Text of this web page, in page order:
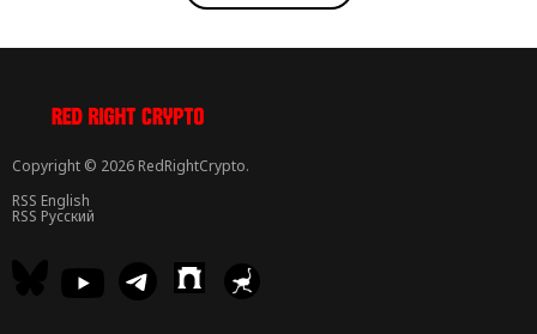
Copyright © 2026 RedRightCrypto.
RSS English
RSS Русский